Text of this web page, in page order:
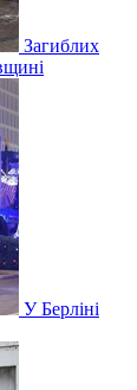
Загиблих
У Берліні